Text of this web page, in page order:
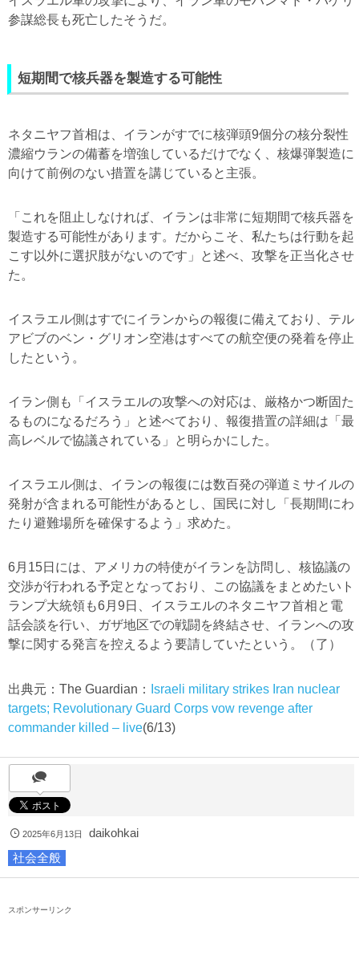
参謀総長も死亡したそうだ。
短期間で核兵器を製造する可能性
ネタニヤフ首相は、イランがすでに核弾頭9個分の核分裂性
濃縮ウランの備蓄を増強しているだけでなく、核爆弾製造に
向けて前例のない措置を講じていると主張。
「これを阻止しなければ、イランは非常に短期間で核兵器を
製造する可能性があります。だからこそ、私たちは行動を起
こす以外に選択肢がないのです」と述べ、攻撃を正当化させ
た。
イスラエル側はすでにイランからの報復に備えており、テル
アビブのベン・グリオン空港はすべての航空便の発着を停止
したという。
イラン側も「イスラエルの攻撃への対応は、厳格かつ断固た
るものになるだろう」と述べており、報復措置の詳細は「最
高レベルで協議されている」と明らかにした。
イスラエル側は、イランの報復には数百発の弾道ミサイルの
発射が含まれる可能性があるとし、国民に対し「長期間にわ
たり避難場所を確保するよう」求めた。
6月15日には、アメリカの特使がイランを訪問し、核協議の
交渉が行われる予定となっており、この協議をまとめたいト
ランプ大統領も6月9日、イスラエルのネタニヤフ首相と電
話会談を行い、ガザ地区での戦闘を終結させ、イランへの攻
撃に関する発言を控えるよう要請していたという。（了）
出典元：The Guardian：
Israeli military strikes Iran nuclear
targets; Revolutionary Guard Corps vow revenge after
commander killed – live(6/13)
2025年6月13日
daikohkai
社会全般
スポンサーリンク